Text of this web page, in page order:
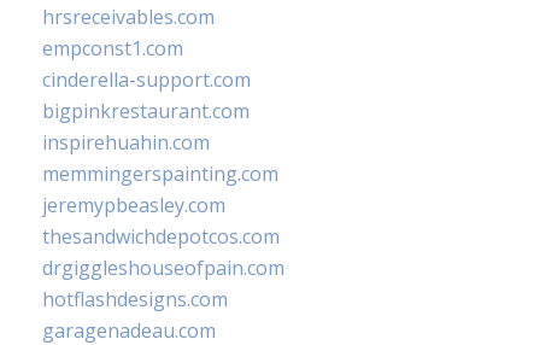
hrsreceivables.com
empconst1.com
cinderella-support.com
bigpinkrestaurant.com
inspirehuahin.com
memmingerspainting.com
jeremypbeasley.com
thesandwichdepotcos.com
drgiggleshouseofpain.com
hotflashdesigns.com
garagenadeau.com